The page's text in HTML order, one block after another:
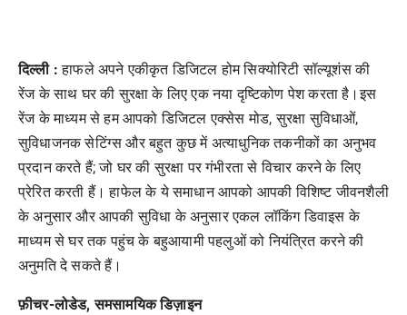
दिल्ली :हाफले अपने एकीकृत डिजिटल होम सिक्योरिटी सॉल्यूशंस की
रेंज के साथ घर की सुरक्षा के लिए एक नया दृष्टिकोण पेश करता है।इस
रेंज के माध्यम से हम आपको डिजिटल एक्सेस मोड,सुरक्षा सुविधाओं,
सुविधाजनक सेटिंग्स और बहुत कुछ में अत्याधुनिक तकनीकों का अनुभव
प्रदान करते हैं;जो घर की सुरक्षा पर गंभीरता से विचार करने के लिए
प्रेरित करती हैं। हाफेल के ये समाधान आपको आपकी विशिष्ट जीवनशैली
के अनुसार और आपकी सुविधा के अनुसार एकल लॉकिंग डिवाइस के
माध्यम से घर तक पहुंच के बहुआयामी पहलुओं को नियंत्रित करने की
अनुमति दे सकते हैं।
फ़ीचर-लोडेड,समसामयिक डिज़ाइन